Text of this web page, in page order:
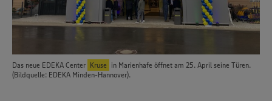
Das neue EDEKA Center Kruse in Marienhafe öffnet am 25. April seine Türen.
(Bildquelle: EDEKA Minden-Hannover).